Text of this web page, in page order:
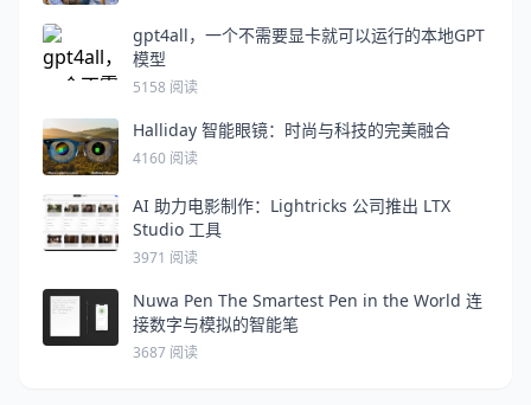
gpt4all，一个不需要显卡就可以运行的本地GPT
模型
5158 阅读
Halliday 智能眼镜：时尚与科技的完美融合
4160 阅读
AI 助力电影制作：Lightricks 公司推出 LTX
Studio 工具
3971 阅读
Nuwa Pen The Smartest Pen in the World 连
接数字与模拟的智能笔
3687 阅读